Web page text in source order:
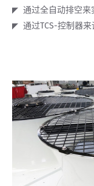
通过全自动排空来
通过TCS-控制器